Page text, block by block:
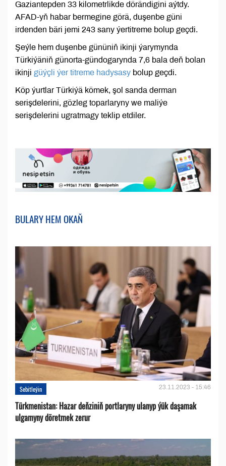
Gaziantepden 33 kilometrlikde dörändigini aýtdy.
AFAD-yň habar bermegine görä, duşenbe güni
irdenden bäri jemi 243 sany ýertitreme bolup geçdi.
Şeýle hem duşenbe gününiň ikinji ýarymynda
Türkiýäniň günorta-gündogarynda 7,6 bala deň bolan
ikinji güýçli ýer titreme hadysasy bolup geçdi.
Köp ýurtlar Türkiýä kömek, şol sanda derman
serişdelerini, gözleg toparlaryny we maliýe
serişdelerini ugratmagy teklip etdiler.
BULARY HEM OKAŇ
Sebitleýin 23.11.2023 - 15:46
Türkmenistan: Hazar deňziniň portlaryny ulanyp ýük daşamak
ulgamyny döretmek zerur